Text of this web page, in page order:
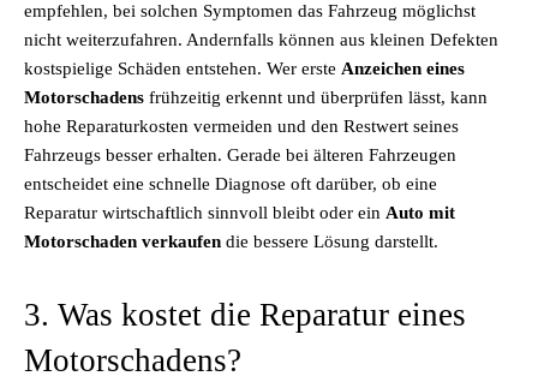
empfehlen, bei solchen Symptomen das Fahrzeug möglichst
nicht weiterzufahren. Andernfalls können aus kleinen Defekten
kostspielige Schäden entstehen. Wer erste Anzeichen eines
Motorschadens frühzeitig erkennt und überprüfen lässt, kann
hohe Reparaturkosten vermeiden und den Restwert seines
Fahrzeugs besser erhalten. Gerade bei älteren Fahrzeugen
entscheidet eine schnelle Diagnose oft darüber, ob eine
Reparatur wirtschaftlich sinnvoll bleibt oder ein Auto mit
Motorschaden verkaufen die bessere Lösung darstellt.
3. Was kostet die Reparatur eines
Motorschadens?